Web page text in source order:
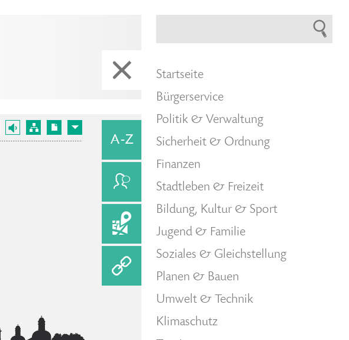
Startseite
Bürgerservice
Politik & Verwaltung
Sicherheit & Ordnung
Finanzen
Stadtleben & Freizeit
Bildung, Kultur & Sport
Jugend & Familie
Soziales & Gleichstellung
Planen & Bauen
Umwelt & Technik
Klimaschutz